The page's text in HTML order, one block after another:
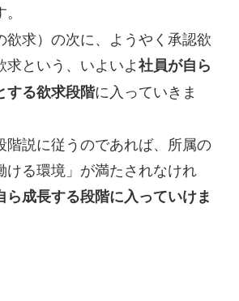
欲求）の次に、ようやく承認欲
という、いよいよ社員が自ら
する欲求段階に入っていきま
階説に従うのであれば、所属の
ける環境」が満たされなけれ
ら成長する段階に入っていけま